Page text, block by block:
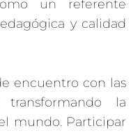
un referente
y calidad
encuentro con las
la
mundo. Participar